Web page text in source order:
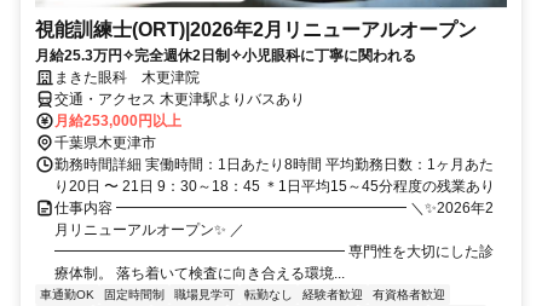
視能訓練士(ORT)|2026年2月リニューアルオープン
月給25.3万円✧完全週休2日制✧小児眼科に丁寧に関われる
まきた眼科 木更津院
交通・アクセス 木更津駅よりバスあり
月給253,000円以上
千葉県木更津市
勤務時間詳細 実働時間：1日あたり8時間 平均勤務日数：1ヶ月あた
り20日 〜 21日 9：30～18：45 ＊1日平均15～45分程度の残業あり
仕事内容 ━━━━━━━━━━━━━━━━━━━━ ＼✨2026年2
月リニューアルオープン✨ ／
━━━━━━━━━━━━━━━━━━━━ 専門性を大切にした診
療体制。 落ち着いて検査に向き合える環境...
車通勤OK 固定時間制 職場見学可 転勤なし 経験者歓迎
有資格者歓迎